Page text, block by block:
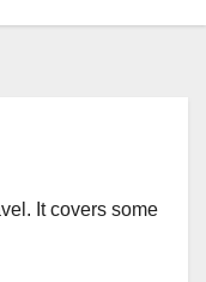
It covers some